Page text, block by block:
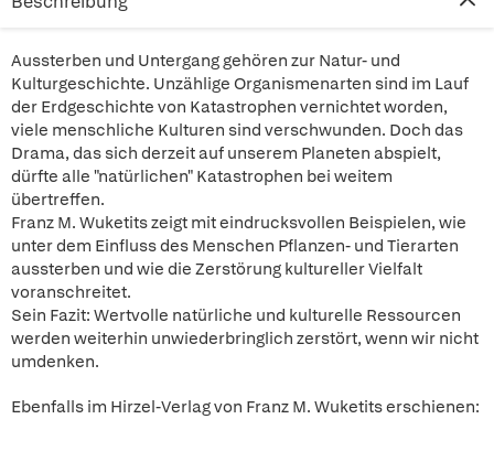
Aussterben und Untergang gehören zur Natur- und
Kulturgeschichte. Unzählige Organismenarten sind im Lauf
der Erdgeschichte von Katastrophen vernichtet worden,
viele menschliche Kulturen sind verschwunden. Doch das
Drama, das sich derzeit auf unserem Planeten abspielt,
dürfte alle "natürlichen" Katastrophen bei weitem
übertreffen.
Franz M. Wuketits zeigt mit eindrucksvollen Beispielen, wie
unter dem Einfluss des Menschen Pflanzen- und Tierarten
aussterben und wie die Zerstörung kultureller Vielfalt
voranschreitet.
Sein Fazit: Wertvolle natürliche und kulturelle Ressourcen
werden weiterhin unwiederbringlich zerstört, wenn wir nicht
umdenken.
Ebenfalls im Hirzel-Verlag von Franz M. Wuketits erschienen: